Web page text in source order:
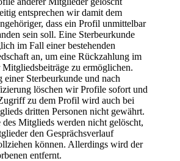
entsprechen wir damit dem
dass ein Profil unmittelbar
sein soll. Eine Sterbeurkunde
im Fall einer bestehenden
an, um eine Rückzahlung im
Mitgliedsbeiträge zu ermöglichen.
einer Sterbeurkunde und nach
löschen wir Profile sofort und
zu dem Profil wird auch bei
dritten Personen nicht gewährt.
des Mitglieds werden nicht gelöscht,
den Gesprächsverlauf
können. Allerdings wird der
entfernt.